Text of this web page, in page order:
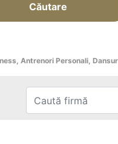
Căutare
Antrenori Personali,